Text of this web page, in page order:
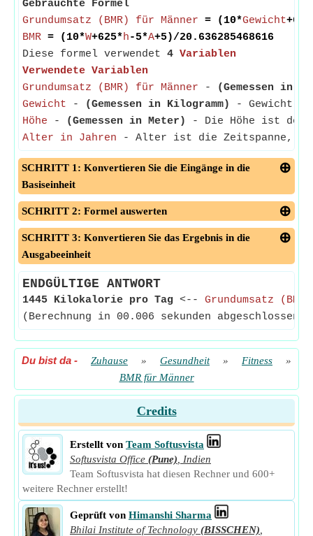
Gebrauchte Formel
Grundumsatz (BMR) für Männer = (10*Gewicht
BMR = (10*W+625*h-5*A+5)/20.636285468616
Diese formel verwendet 4 Variablen
Verwendete Variablen
Grundumsatz (BMR) für Männer -
(Gemessen in
Gewicht - (Gemessen in Kilogramm)
- Gewicht
Höhe - (Gemessen in Meter)
- Die Höhe ist der
Alter in Jahren - Alter ist die Zeitspanne, in
SCHRITT 1: Konvertieren Sie die Eingänge in die
Basiseinheit
SCHRITT 2: Formel auswerten
SCHRITT 3: Konvertieren Sie das Ergebnis in die
Ausgabeeinheit
ENDGÜLTIGE ANTWORT
1445 Kilokalorie pro Tag <-- Grundumsatz
(Berechnung in 00.006 sekunden abgeschlossen)
Du bist da - Zuhause » Gesundheit » Fitness
»
BMR für Männer
Credits
Erstellt von Team Softusvista
Softusvista Office (Pune)
Indien
Team Softusvista hat diesen Rechner und 600+
weitere Rechner erstellt!
Geprüft von Himanshi Sharma
Bhilai Institute of Technology (BISSCHEN)